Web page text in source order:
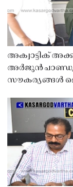
അക്വാട്ടിക്
അർജുൻ
സൗകര്യങ്ങൾ